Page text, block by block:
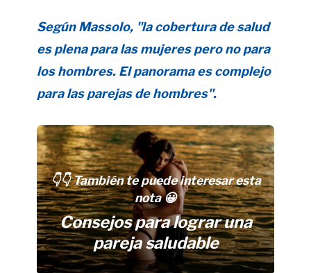
Según Massolo, "la cobertura de salud
es plena para las mujeres pero no para
los hombres. El panorama es complejo
para las parejas de hombres".
👇👇 También te puede interesar esta
nota 😀
Consejos para lograr una
pareja saludable